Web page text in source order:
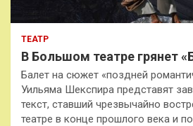
ТЕАТР
В Большом театре грянет
Балет на сюжет «поздней
Уильяма Шекспира представят
текст, ставший чрезвычайно
театре в конце прошлого века и